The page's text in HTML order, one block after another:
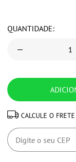
QUANTIDADE:
CALCULE O FRETE